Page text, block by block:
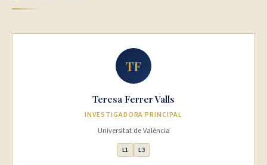
TF
Teresa Ferrer Valls
INVESTIGADORA PRINCIPAL
Universitat de València
L1 L3